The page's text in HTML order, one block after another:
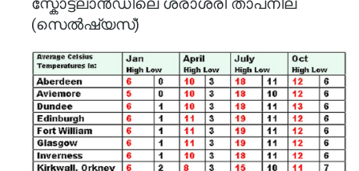
സ്കോട്ട്ലാൻഡിലെ ശരാശരി താപനില
(സെൽഷ്യസ്)